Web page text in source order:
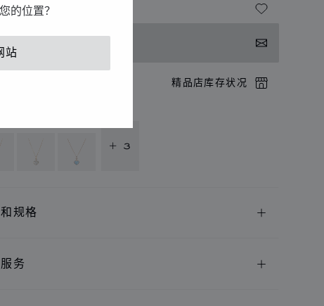
的位置？
站
精品店库存状况
+ 3
规格
务